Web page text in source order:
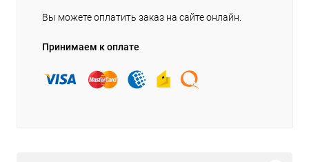
Вы можете оплатить заказ на сайте онлайн.
Принимаем к оплате